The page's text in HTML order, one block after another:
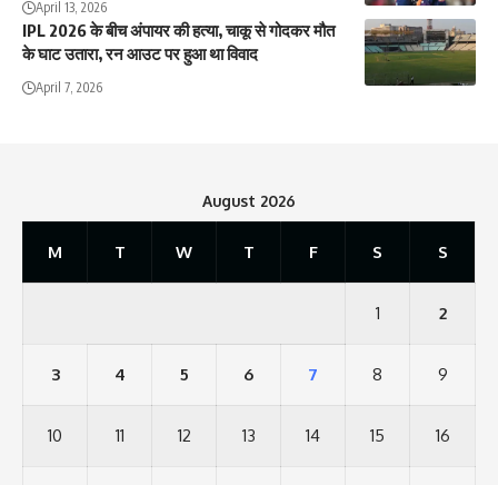
April 13, 2026
IPL 2026 के बीच अंपायर की हत्या, चाकू से गोदकर मौत
के घाट उतारा, रन आउट पर हुआ था विवाद
April 7, 2026
August 2026
M T W T F S S
1 2
3 4 5 6 7 8 9
10 11 12 13 14 15 16